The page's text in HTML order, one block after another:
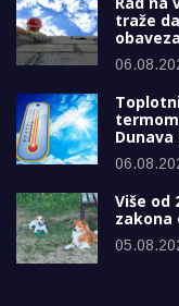
traže
obaveza
Više od
zakona